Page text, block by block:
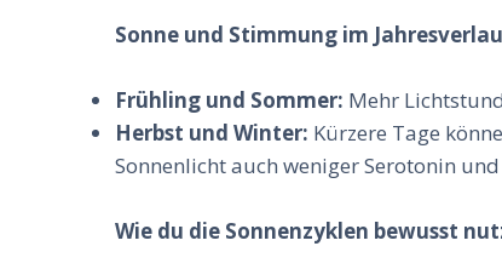
Sonne und Stimmung im
Frühling und Sommer: Mehr
Herbst und Winter: Kürzere Tage
Sonnenlicht auch weniger Serotonin
Wie du die Sonnenzyklen bewusst